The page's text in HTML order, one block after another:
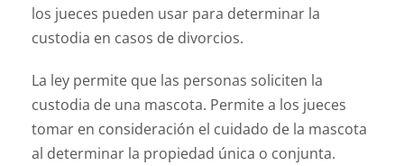
los jueces pueden usar para determinar la
custodia en casos de divorcios.
La ley permite que las personas soliciten la
custodia de una mascota. Permite a los jueces
tomar en consideración el cuidado de la mascota
al determinar la propiedad única o conjunta.